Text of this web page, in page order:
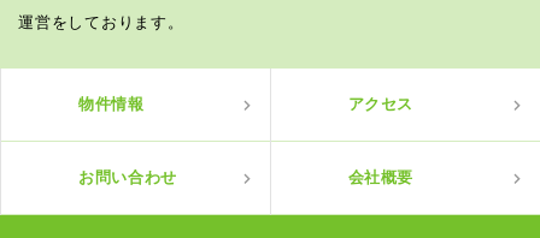
運営をしております。
物件情報 アクセス
お問い合わせ 会社概要